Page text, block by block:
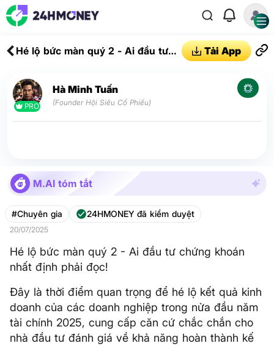
Hé lộ bức màn quý 2 - Ai đầu tư
Tải App
PRO
Hà Minh Tuấn
(Founder Hội Siêu Cổ Phiếu)
M.AI tóm tắt
#Chuyên gia 24HMONEY đã kiểm duyệt
20/07/2025
Hé lộ bức màn quý 2 - Ai đầu tư chứng khoán
nhất định phải đọc!
Đây là thời điểm quan trọng để hé lộ kết quả kinh
doanh của các doanh nghiệp trong nửa đầu năm
tài chính 2025, cung cấp căn cứ chắc chắn cho
nhà đầu tư đánh giá về khả năng hoàn thành kế